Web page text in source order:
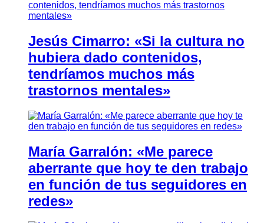
Jesús Cimarro: «Si la cultura no
hubiera dado contenidos,
tendríamos muchos más
trastornos mentales»
María Garralón: «Me parece
aberrante que hoy te den trabajo
en función de tus seguidores en
redes»